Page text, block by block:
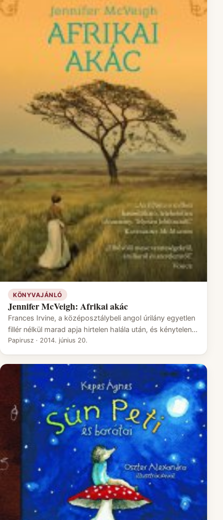
KÖNYVAJÁNLÓ
Jennifer McVeigh: Afrikai akác
Frances Irvine, a középosztálybeli angol úrilány egyetlen
fillér nélkül marad apja hirtelen halála után, és kénytelen…
Papirusz · 2014. június 20.